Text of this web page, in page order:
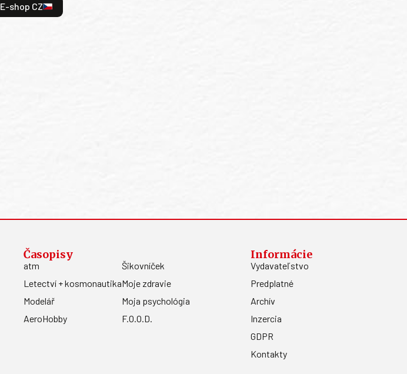
E-shop CZ
Časopisy
atm
Letectví + kosmonautika
Modelář
AeroHobby
Šikovníček
Moje zdravie
Moja psychológia
F.O.O.D.
Informácie
Vydavateľstvo
Predplatné
Archív
Inzercia
GDPR
Kontakty